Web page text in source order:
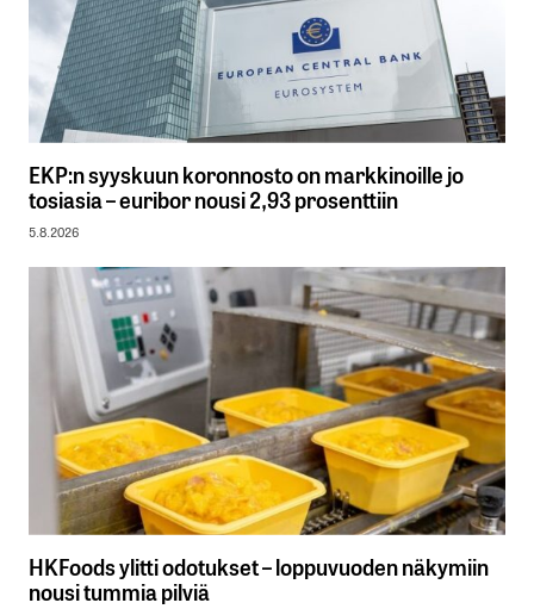
EKP:n syyskuun koronnosto on markkinoille jo
tosiasia – euribor nousi 2,93 prosenttiin
5.8.2026
HKFoods ylitti odotukset – loppuvuoden näkymiin
nousi tummia pilviä